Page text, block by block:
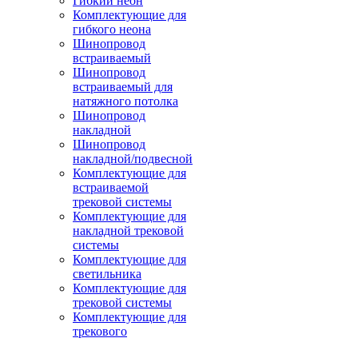
Комплектующие для
гибкого неона
Шинопровод
встраиваемый
Шинопровод
встраиваемый для
натяжного потолка
Шинопровод
накладной
Шинопровод
накладной/подвесной
Комплектующие для
встраиваемой
трековой системы
Комплектующие для
накладной трековой
системы
Комплектующие для
светильника
Комплектующие для
трековой системы
Комплектующие для
трекового